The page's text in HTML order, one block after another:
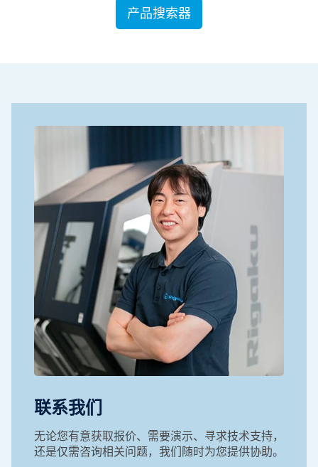
产品搜索器
联系我们
无论您有意获取报价、需要演示、寻求技术支持，
还是仅需咨询相关问题，我们随时为您提供协助。